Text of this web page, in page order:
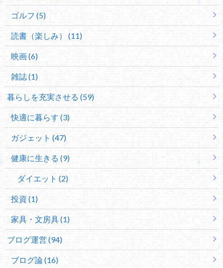
ゴルフ (5)
読書（楽しみ） (11)
映画 (6)
雑誌 (1)
暮らしを充実させる (59)
快適に暮らす (3)
ガジェット (47)
健康に生きる (9)
ダイエット (2)
投資 (1)
家具・文房具 (1)
ブログ運営 (94)
ブログ論 (16)